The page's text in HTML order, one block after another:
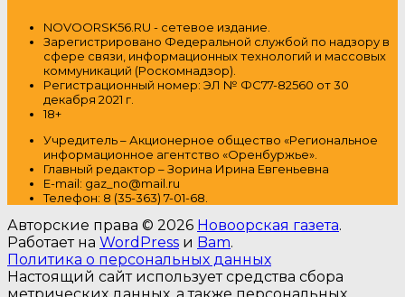
NOVOORSK56.RU - сетевое издание.
Зарегистрировано Федеральной службой по надзору в
сфере связи, информационных технологий и массовых
коммуникаций (Роскомнадзор).
Регистрационный номер: ЭЛ № ФС77-82560 от 30
декабря 2021 г.
18+
Учредитель – Акционерное общество «Региональное
информационное агентство «Оренбуржье».
Главный редактор – Зорина Ирина Евгеньевна
E-mail: gaz_no@mail.ru
Телефон: 8 (35-363) 7-01-68.
Авторские права © 2026 Новоорская газета.
Работает на WordPress и Bam.
Политика о персональных данных
Настоящий сайт использует средства сбора